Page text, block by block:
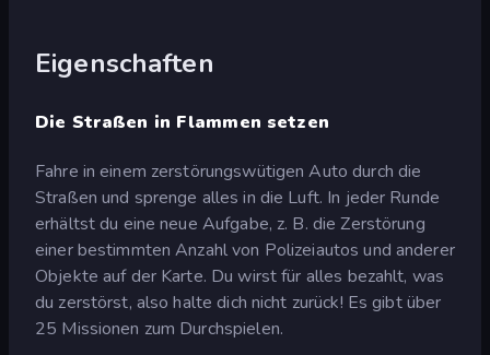
Eigenschaften
Die Straßen in Flammen setzen
Fahre in einem zerstörungswütigen Auto durch die
Straßen und sprenge alles in die Luft. In jeder Runde
erhältst du eine neue Aufgabe, z. B. die Zerstörung
einer bestimmten Anzahl von Polizeiautos und anderer
Objekte auf der Karte. Du wirst für alles bezahlt, was
du zerstörst, also halte dich nicht zurück! Es gibt über
25 Missionen zum Durchspielen.